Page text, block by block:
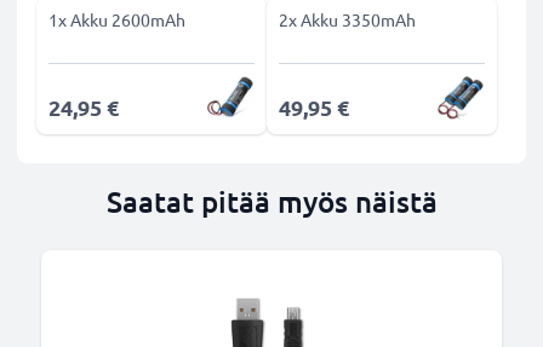
1x Akku 2600mAh
24,95 €
2x Akku 3350mAh
49,95 €
Saatat pitää myös näistä